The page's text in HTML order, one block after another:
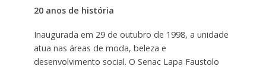
20 anos de história
Inaugurada em 29 de outubro de 1998, a unidade
atua nas áreas de moda, beleza e
desenvolvimento social. O Senac Lapa Faustolo